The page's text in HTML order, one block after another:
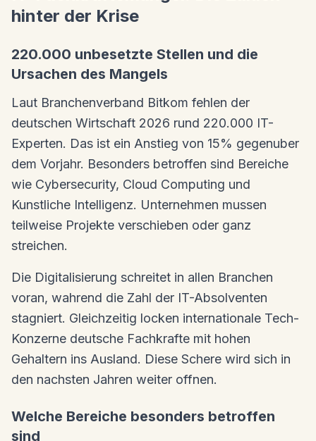
hinter der Krise
220.000 unbesetzte Stellen und die
Ursachen des Mangels
Laut Branchenverband Bitkom fehlen der
deutschen Wirtschaft 2026 rund 220.000 IT-
Experten. Das ist ein Anstieg von 15% gegenuber
dem Vorjahr. Besonders betroffen sind Bereiche
wie Cybersecurity, Cloud Computing und
Kunstliche Intelligenz. Unternehmen mussen
teilweise Projekte verschieben oder ganz
streichen.
Die Digitalisierung schreitet in allen Branchen
voran, wahrend die Zahl der IT-Absolventen
stagniert. Gleichzeitig locken internationale Tech-
Konzerne deutsche Fachkrafte mit hohen
Gehaltern ins Ausland. Diese Schere wird sich in
den nachsten Jahren weiter offnen.
Welche Bereiche besonders betroffen
sind